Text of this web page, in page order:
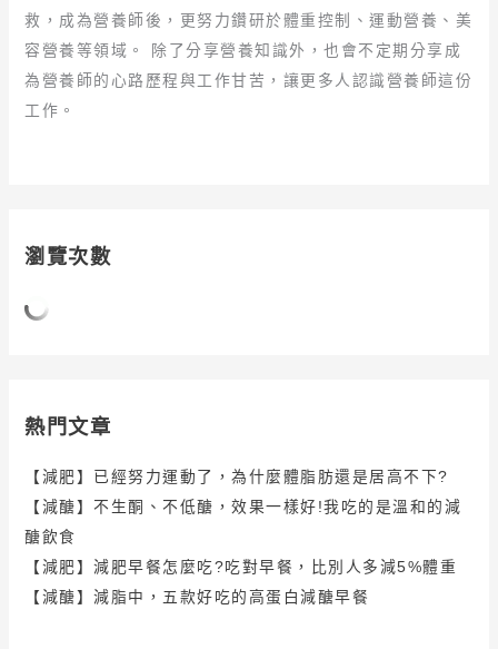
救，成為營養師後，更努力鑽研於體重控制、運動營養、美
容營養等領域。 除了分享營養知識外，也會不定期分享成
為營養師的心路歷程與工作甘苦，讓更多人認識營養師這份
工作。
瀏覽次數
熱門文章
【減肥】已經努力運動了，為什麼體脂肪還是居高不下?
【減醣】不生酮、不低醣，效果一樣好!我吃的是溫和的減
醣飲食
【減肥】減肥早餐怎麼吃?吃對早餐，比別人多減5%體重
【減醣】減脂中，五款好吃的高蛋白減醣早餐